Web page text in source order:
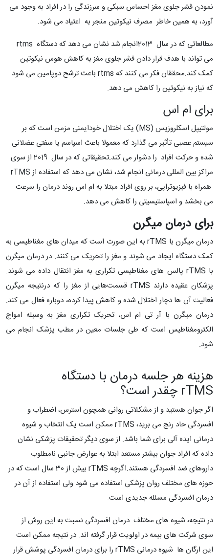
نمودن قشر جلوی مغز احساس سبکی و سرزندگی را در افراد به وجود می
آورد، به همین خاطر مصرف نیکوتین منجر به اعتیاد می شود.
مطالعاتی که در سال 2013انجام شد نشان می دهد که دستگاه rtms
می تواند با هدف قرار دادن قشر جلوی مغز به کاهش هوس نیکوتین
کمک کند.محققان فکر می کنند که rtms باعث ترشح دوپامین می شود
که نیاز به نیکوتین را کاهش می دهد.
برای ام اس
مولتیپل اسکلروزیس (MS) یک اختلال خودایمنی مزمن است که بر
سیستم عصبی تأثیر می گذارد که معمولا باعث اسپاسم یا سفتی عضلانی
شده و حرکت افراد را دشوار می کند.تحقیقاتی که در سال 2019 از سوی
مراکز بین المللی درمانی انجام شد، نشان می دهد که استفاده از rTMS
همراه با فیزیوتراپی، بر روی افراد مبتلا به ام اس روند درمان را سرعت
می بخشد و اسپاستیسیتی را کاهش می دهد.
برای درمان میگرن
درمان میگرن با rTMS به این صورت است که میدان‌ های مغناطیسی به
کمک دستگاه ایجاد می‌ شوند و مغز را تحریک می‌ کنند. در درمان میگرن
با rTMS پالس ‌های مغناطیسی تکراری به مغز انتقال داده می‌ شوند.
پزشکان عقیده دارند rTMS قسمت‌هایی از مغز را که درنتیجه میگرن
فعالیت آن‌ ها دچار اختلال شده و کاهش پیدا کرده، دوباره فعال می ‌کند.
درمان میگرن با آر تی ام اس، تحریک تکراری مغز به‌ وسیله امواج
الکترومغناطیس است که طی جلسات معین در مطب پزشک انجام می‌
شود.
هزینه هر جلسه درمان با دستگاه
rTMS چقدر است؟
اگر جوان هستید و از مشکلاتی روانی همچون استرس، اضطراب و
افسردگی حاد رنج می برید، rTMS ممکن است یک انتخاب و شیوه
درمانی ایده آلی برای شما باشد. از سوی دیگر تحقیقات پزشکی نشان
داده که افراد جوان بیشتر مستعد ابتلا به عوارض جانبی نامطلوب
داروهای ضد افسردگی هستند.اگرچه rTMS بیش از 30 سال است که در
حوزه های مختلف روان پزشکی استفاده می شود ولی استفاده از آن در
درمان افسردگی مسئله جدیدی است.
در نتیجه، شیوه های مختلف درمان افسردگی نسبت به این روش از
سوی شرکت های بیمه در اولویت قرار گرفته اند. در نتیجه ممکن است
این ارگان ها شیوه درمانی rTMS را برای درمان افسردگی پوشش قرار